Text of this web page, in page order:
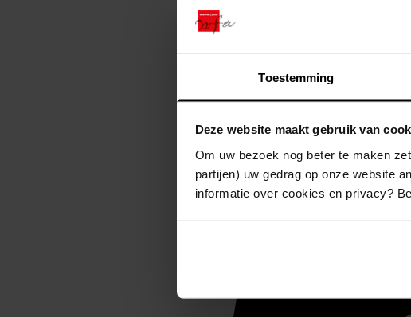
Toestemming
Deze website maakt gebruik van
Om uw bezoek nog beter te maken
partijen) uw gedrag op onze website
informatie over cookies en privacy?